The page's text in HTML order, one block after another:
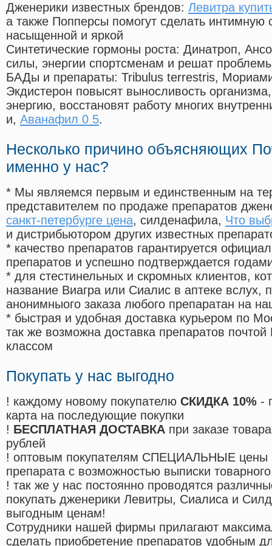
Дженерики известных брендов: Левитра
а также Попперсы помогут сделать
насыщенной и яркой
Синтетические гормоны роста: Динатроп,
силы, энергии спортсменам и решат
БАДы и препараты: Tribulus terrestris,
Экдистерон повысят выносливость
энергию, восстановят работу многих
и, Аванафил 0 5.
Несколько причино объясняющих
именно у нас?
* Мы являемся первым и единственным на
представителем по продаже препаратов
санкт-петербурге цена, силденафила, Что
и дистрибьютором других известных
* качество препаратов гарантируется
препаратов и успешно подтверждается
* для стестинельных и скромных клиентов,
название Виагра или Сиалис в аптеке вслух,
анонимныого заказа любого препаратан на
* быстрая и удобная доставка курьером по
так же возможна доставка препаратов
классом
Покупать у нас выгодно
! каждому новому покупателю СКИДКА 10% -
карта на последующие покупки
! БЕСПЛАТНАЯ ДОСТАВКА при заказе
рублей
! оптовым покупателям СПЕЦИАЛЬНЫЕ цены
препарата с возможностью выписки
! так же у нас постоянно проводятся
покупать дженерики Левитры, Сиалиса и
выгодным ценам!
Cотрудники нашей фирмы прилагают
сделать приобретение препаратов удобным